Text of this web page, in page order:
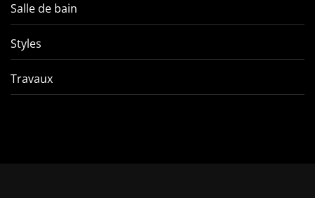
Salle de bain
Styles
Travaux